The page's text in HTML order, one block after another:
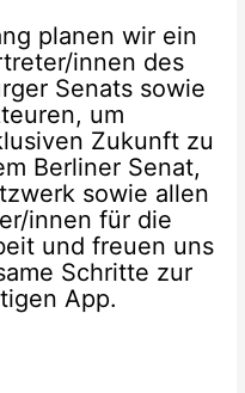
planen wir ein
innen des
Senats sowie
um
Zukunft zu
Berliner Senat,
sowie allen
innen für die
und freuen uns
Schritte zur
App.